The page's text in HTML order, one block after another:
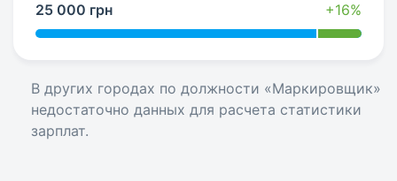
25 000 грн
+16%
В других городах по должности «Маркировщик»
недостаточно данных для расчета статистики
зарплат.